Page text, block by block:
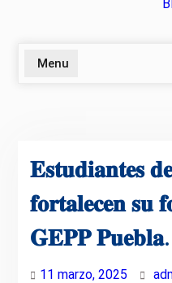
Menu
𝐄𝐬𝐭𝐮𝐝𝐢𝐚𝐧𝐭𝐞𝐬
𝐟𝐨𝐫𝐭𝐚𝐥𝐞𝐜𝐞𝐧 𝐬𝐮
𝐆𝐄𝐏𝐏 𝐏𝐮𝐞𝐛𝐥𝐚.
11 marzo, 2025